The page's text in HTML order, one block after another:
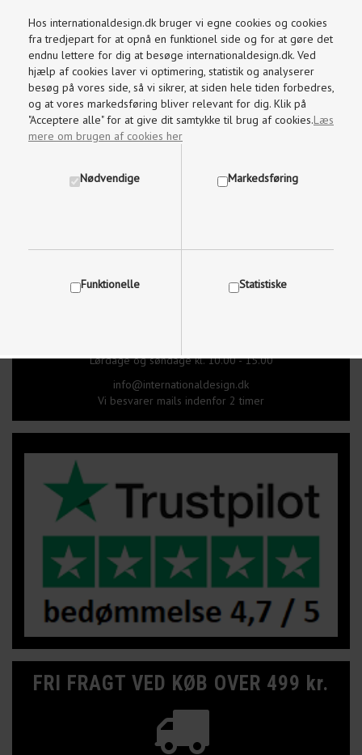
Hos internationaldesign.dk bruger vi egne cookies og cookies
fra tredjepart for at opnå en funktionel side og for at gøre det
endnu lettere for dig at besøge internationaldesign.dk. Ved
hjælp af cookies laver vi optimering, statistik og analyserer
besøg på vores side, så vi sikrer, at siden hele tiden forbedres,
og at vores markedsføring bliver relevant for dig. Klik på
"Acceptere alle" for at give dit samtykke til brug af cookies.Læs
mere om brugen af cookies her
Nødvendige Markedsføring
Funktionelle Statistiske
Brug for hjælp, kontakt os på
97 87 18 87
Lørdage og søndage kl. 10.00 - 15.00
info@internationaldesign.dk
Vi besvarer mails indenfor 2 timer
FRI FRAGT VED KØB OVER 499 kr.